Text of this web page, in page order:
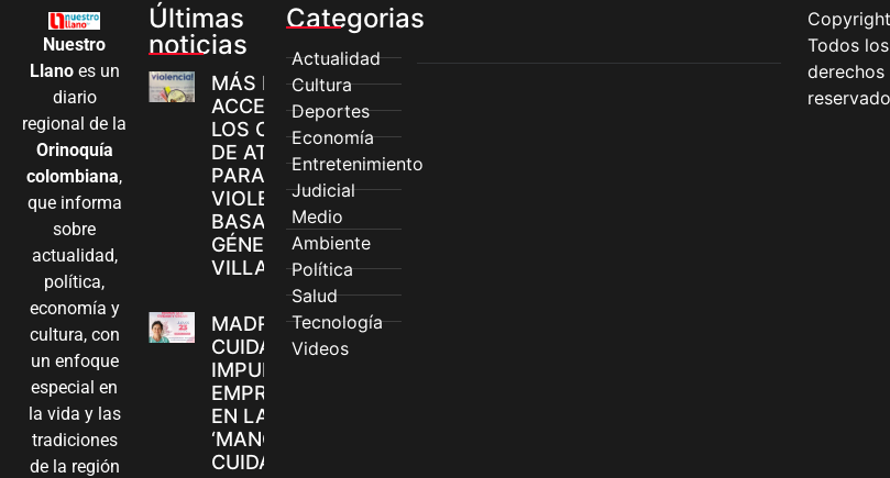
Nuestro
Llanoes un
diario
regional de la
Orinoquía
colombiana,
que informa
sobre
actualidad,
política,
economía y
cultura, con
un enfoque
especial en
la vida y las
tradiciones
de la región
Últimas
noticias
MÁS MUJERES
ACCEDEN A
LOS CANALES
DE ATENCIÓN
PARA
VIOLENCIAS
BASADAS EN
GÉNERO EN
VILLAVICENCIO
MADRES
CUIDADORAS
IMPULSAN SUS
EMPRENDIMIENTOS
EN LA FERIA
‘MANOS QUE
CUIDAN Y CREAN’
Categorias
Actualidad
Cultura
Deportes
Economía
Entretenimiento
Judicial
Medio
Ambiente
Política
Salud
Tecnología
Videos
Todos los
derechos